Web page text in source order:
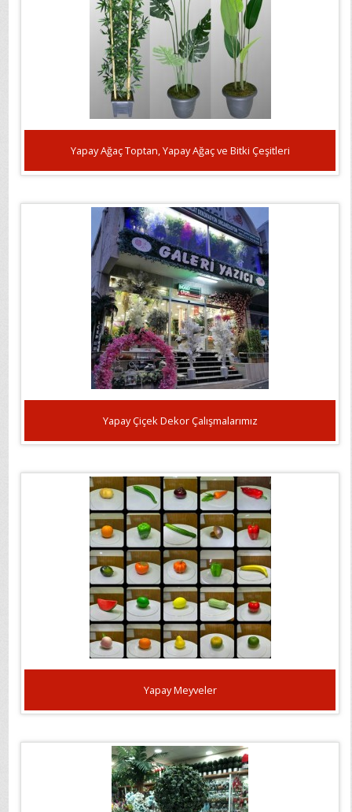
Yapay Ağaç Toptan, Yapay Ağaç ve Bitki Çeşitleri
Yapay Çiçek Dekor Çalışmalarımız
Yapay Meyveler